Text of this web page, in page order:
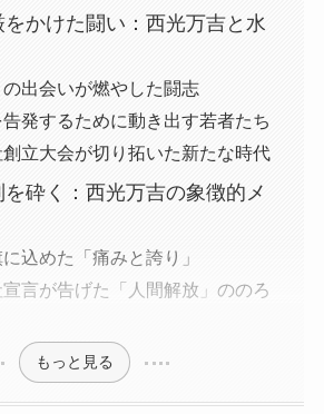
をかけた闘い：西光万吉と水
出会いが燃やした闘志
発するために動き出す若者たち
創立大会が切り拓いた新たな時代
砕く：西光万吉の象徴的メ
込めた「痛みと誇り」
言が告げた「人間解放」ののろ
もっと見る